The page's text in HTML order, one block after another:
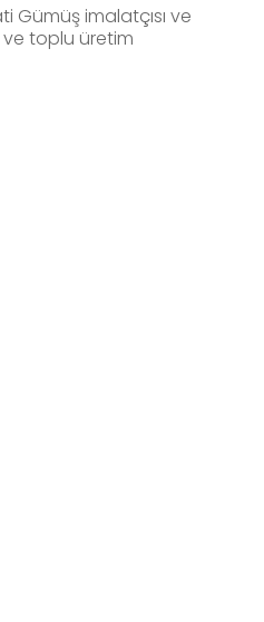
Gümüş imalatçısı ve
ve toplu üretim